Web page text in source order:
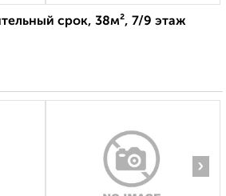
срок, 38м², 7/9 этаж
›